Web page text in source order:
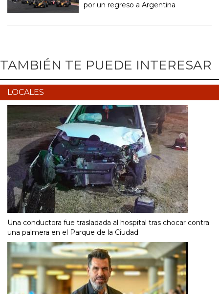
por un regreso a Argentina
TAMBIÉN TE PUEDE INTERESAR
LOCALES
Una conductora fue trasladada al hospital tras chocar contra
una palmera en el Parque de la Ciudad